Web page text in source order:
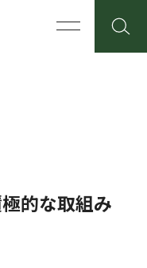
的な取組み